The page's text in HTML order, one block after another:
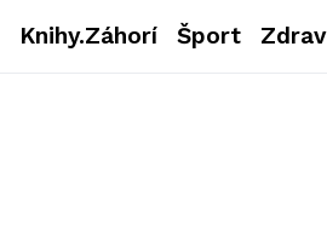
Knihy.Záhorí Šport